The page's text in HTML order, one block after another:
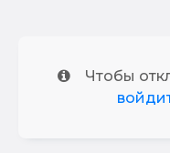
Чтобы